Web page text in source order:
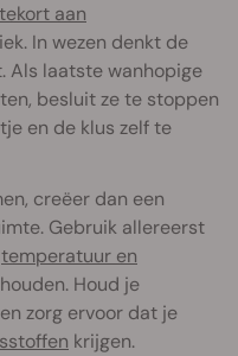
tekort aan
In wezen denkt de
Als laatste wanhopige
besluit ze te stoppen
en de klus zelf te
creëer dan een
Gebruik allereerst
temperatuur en
Houd je
en zorg ervoor dat je
krijgen.